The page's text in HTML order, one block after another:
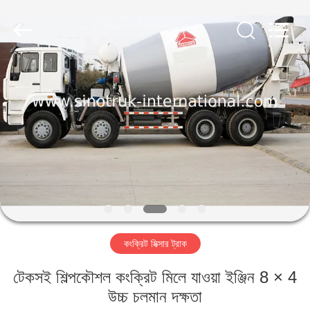
বাড়ি
পণ্য
সম্বন্ধে
কারখানা
Rights
Reserved.
কংক্রিট মিক্সার ট্রাক
টেকসই শিল্পকৌশল কংক্রিট মিলে যাওয়া ইঞ্জিন 8 × 4
উচ্চ চলমান দক্ষতা